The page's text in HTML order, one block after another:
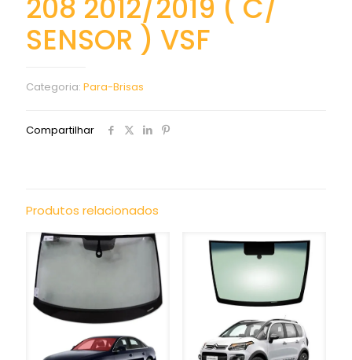
208 2012/2019 ( C/
SENSOR ) VSF
Categoria: Para-Brisas
Compartilhar
Produtos relacionados